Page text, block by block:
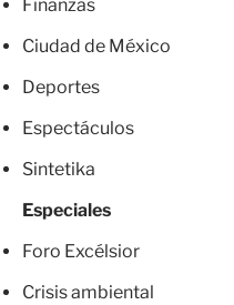
Finanzas
Ciudad de México
Deportes
Espectáculos
Sintetika
Especiales
Foro Excélsior
Crisis ambiental